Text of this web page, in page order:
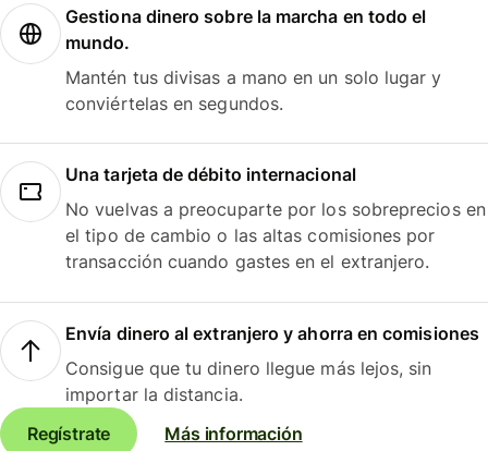
Gestiona dinero sobre la marcha en todo el
mundo.
Mantén tus divisas a mano en un solo lugar y
conviértelas en segundos.
Una tarjeta de débito internacional
No vuelvas a preocuparte por los sobreprecios en
el tipo de cambio o las altas comisiones por
transacción cuando gastes en el extranjero.
Envía dinero al extranjero y ahorra en comisiones
Consigue que tu dinero llegue más lejos, sin
importar la distancia.
Regístrate
Más información